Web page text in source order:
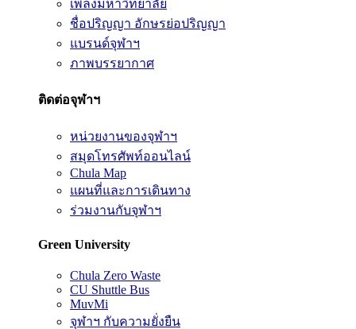
เพลงมหาวิทยาลัย
ชื่อปริญญา อักษรย่อปริญญา
แบรนด์จุฬาฯ
ภาพบรรยากาศ
ติดต่อจุฬาฯ
หน่วยงานของจุฬาฯ
สมุดโทรศัพท์ออนไลน์
Chula Map
แผนที่และการเดินทาง
ร่วมงานกับจุฬาฯ
Green University
Chula Zero Waste
CU Shuttle Bus
MuvMi
จุฬาฯ กับความยั่งยืน